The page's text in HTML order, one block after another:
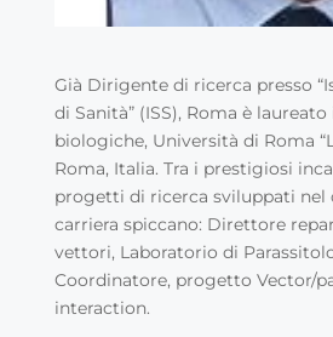
Già Dirigente di ricerca presso
di Sanità” (ISS), Roma è laureato
biologiche, Università di Roma
Roma, Italia. Tra i prestigiosi
progetti di ricerca sviluppati nel
carriera spiccano: Direttore
vettori, Laboratorio di
Coordinatore, progetto Vector/
interaction.